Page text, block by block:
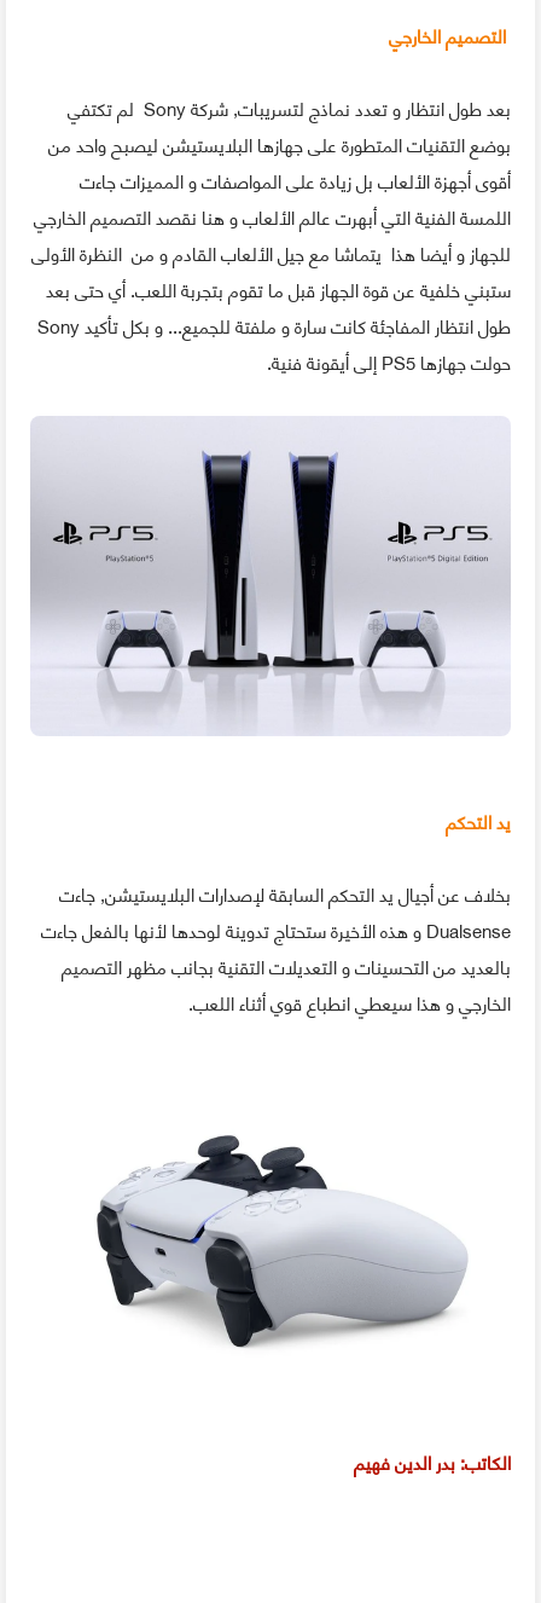
التصميم الخارجي
بعد طول انتظار و تعدد نماذج لتسريبات, شركة Sony لم تكتفي
بوضع التقنيات المتطورة على جهازها البلايستيشن ليصبح واحد من
أقوى أجهزة الألعاب بل زيادة على المواصفات و المميزات جاءت
اللمسة الفنية التي أبهرت عالم الألعاب و هنا نقصد التصميم الخارجي
للجهاز و أيضا هذا يتماشا مع جيل الألعاب القادم و من النظرة الأولى
ستبني خلفية عن قوة الجهاز قبل ما تقوم بتجربة اللعب. أي حتى بعد
حولت جهازها PS5 إلى أيقونة فنية.
يد التحكم
بخلاف عن أجيال يد التحكم السابقة لإصدارات البلايستيشن, جاءت
Dualsense و هذه الأخيرة ستحتاج تدوينة لوحدها لأنها بالفعل جاءت
بالعديد من التحسينات و التعديلات التقنية بجانب مظهر التصميم
الخارجي و هذا سيعطي انطباع قوي أثناء اللعب.
الكاتب: بدر الدين فهيم